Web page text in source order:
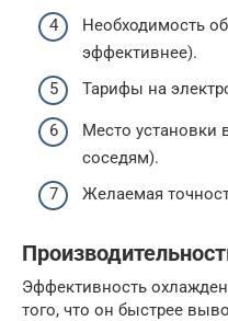
Необходимость
эффективнее).
Тарифы на
Место установки
соседям).
Желаемая
Эффективность
того, что он быстрее